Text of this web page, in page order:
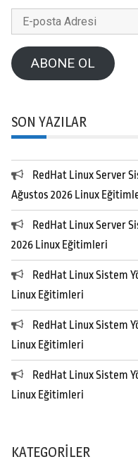
posta
AdresiABONE OL
SON YAZILAR
RedHat Linux Server
Ağustos 2026 Linux
RedHat Linux Server
2026 Linux Eğitimleri
RedHat Linux Sistem
Linux Eğitimleri
RedHat Linux Sistem
Linux Eğitimleri
RedHat Linux Sistem
Linux Eğitimleri
KATEGORILER